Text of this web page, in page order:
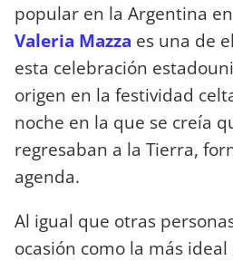
popular en la Argentina
Valeria Mazza es una de
esta celebración
origen en la festividad
noche en la que se creía
regresaban a la Tierra,
agenda.
Al igual que otras
ocasión como la más